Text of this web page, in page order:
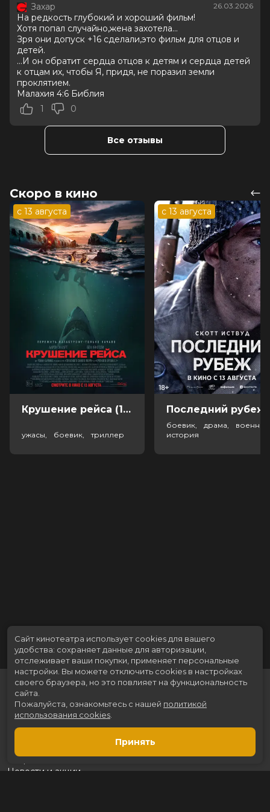
Оценка
Год
2025
Страна
Россия
Режиссер
Евгений Сангаджиев
Актеры
Евгений Ткачук, Евгений Стычкин,
Юлия Пересильд, Сергей Безруков,
Харенко, Шаня, Алексей Макаров,
Петр Хохлов, Елена Иванова
фантастика
Меморандум
до 5 апреля
Пушкинская картаМожно оплатить
Захар 26.03.2026
На редкость глубокий и хороший фильм!
Хотя попал случайно,жена захотела...
Зря они допуск +16 сделали,это фильм для отцов и
детей.
...И он обратит сердца отцов к детям и сердца детей
к отцам их, чтобы Я, придя, не поразил земли
проклятием.
Малахия 4:6 Библия
1
0
Все отзывы
Скоро в кино
с 13 августа
Крушение рейса (18+)
ужасы, боевик, триллер
с 13 августа
боевик, драма,
история
Скоро в кино
Новости и акции
Сайт кинотеатра использует cookies для вашего
удобства: сохраняет данные для авторизации,
отслеживает ваши покупки, применяет персональные
настройки. Вы можете отключить cookies в настройках
своего браузера, но это повлияет на функциональность
сайта.
Пожалуйста, ознакомьтесь с нашей политикой
использования cookies
Принять